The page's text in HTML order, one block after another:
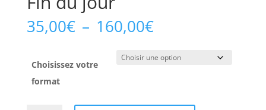
35,00€ – 160,00€Plage
de
prix :
35,00€
Choisissez votre
format